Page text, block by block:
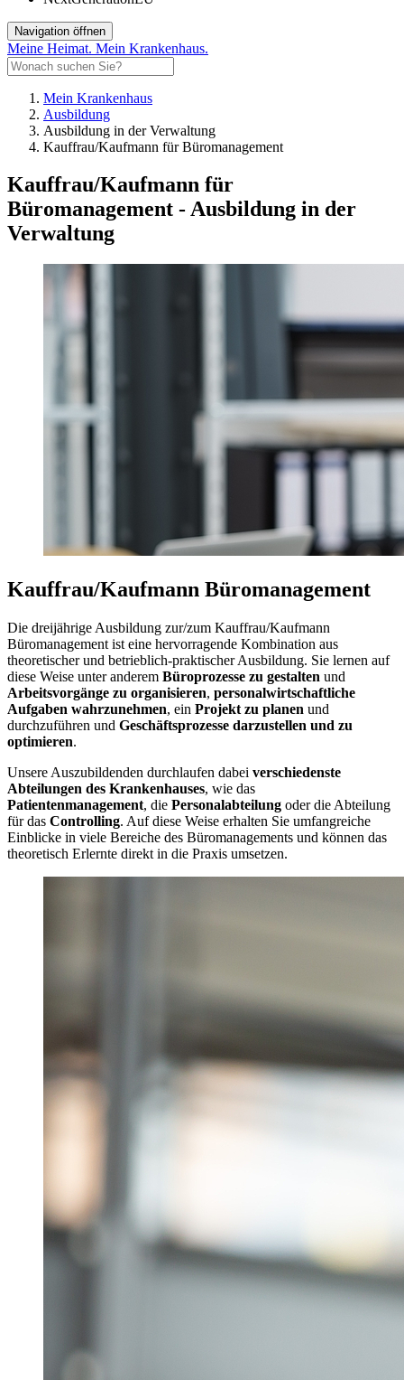
Navigation öffnen
Meine Heimat. Mein Krankenhaus.
Mein Krankenhaus
Ausbildung
Ausbildung in der Verwaltung
Kauffrau/Kaufmann für Büromanagement
Kauffrau/Kaufmann für
Büromanagement -Ausbildung in der
Verwaltung
Kauffrau/Kaufmann Büromanagement
Die dreijährige Ausbildung zur/zum Kauffrau/Kaufmann
Büromanagement ist eine hervorragende Kombination aus
theoretischer und betrieblich-praktischer Ausbildung. Sie lernen auf
diese Weise unter anderem Büroprozesse zu gestalten und
Arbeitsvorgänge zu organisieren, personalwirtschaftliche
Aufgaben wahrzunehmen, ein Projekt zu planen und
durchzuführen und Geschäftsprozesse darzustellen und zu
optimieren.
Unsere Auszubildenden durchlaufen dabei verschiedenste
Abteilungen des Krankenhauses, wie das
Patientenmanagement, die Personalabteilung oder die Abteilung
für das Controlling. Auf diese Weise erhalten Sie umfangreiche
Einblicke in viele Bereiche des Büromanagements und können das
theoretisch Erlernte direkt in die Praxis umsetzen.